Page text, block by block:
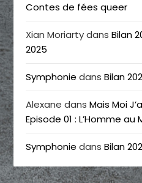
Contes de fées queer
Xian MoriartydansBilan
2025
Symphonie dansBilan
Alexane dansMais Moi
Episode 01 : L’Homme au
Symphonie dansBilan